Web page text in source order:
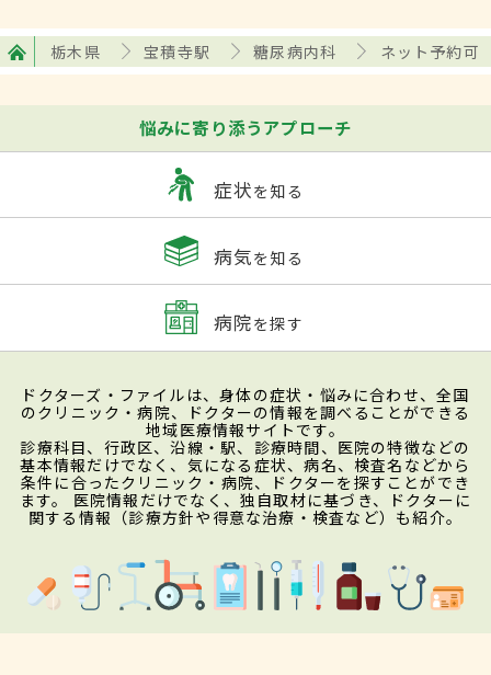
栃木県 宝積寺駅 糖尿病内科 ネット予約可
悩みに寄り添うアプローチ
症状を知る
病気を知る
病院を探す
ドクターズ・ファイルは、身体の症状・悩みに合わせ、全国
のクリニック・病院、ドクターの情報を調べることができる
地域医療情報サイトです。
診療科目、行政区、沿線・駅、診療時間、医院の特徴などの
基本情報だけでなく、気になる症状、病名、検査名などから
条件に合ったクリニック・病院、ドクターを探すことができ
ます。 医院情報だけでなく、独自取材に基づき、ドクターに
関する情報（診療方針や得意な治療・検査など）も紹介。